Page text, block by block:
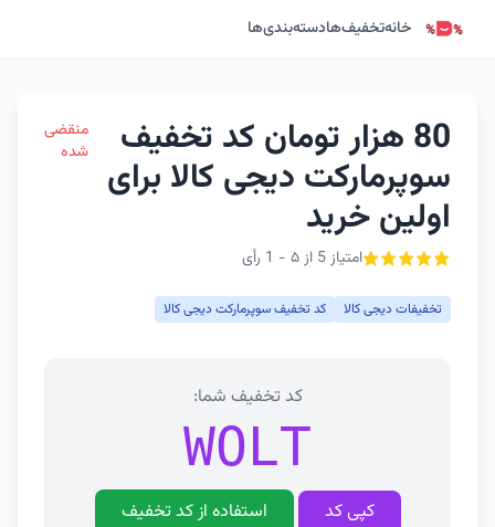
خانهتخفیف‌هادسته‌بندی‌ها
80 هزار تومان کد تخفیف
سوپرمارکت دیجی کالا برای
اولین خرید
امتیاز 5 از ۵ - 1 رأی
منقضی
شده
تخفیفات دیجی کالا کد تخفیف سوپرمارکت دیجی کالا
کد تخفیف شما:
WOLT
کپی کد استفاده از کد تخفیف